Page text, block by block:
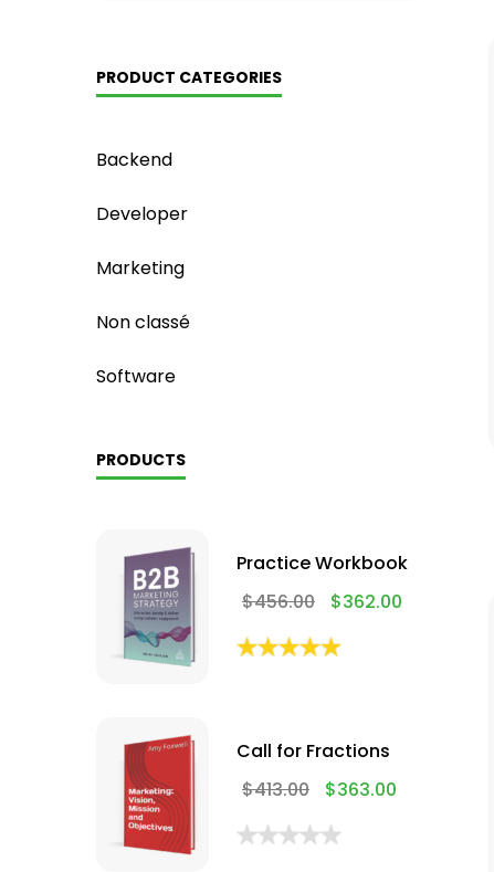
PRODUCT CATEGORIES
Backend
Developer
Marketing
Non classé
Software
PRODUCTS
Practice Workbook
$456.00 $362.00
Call for Fractions
$413.00 $363.00